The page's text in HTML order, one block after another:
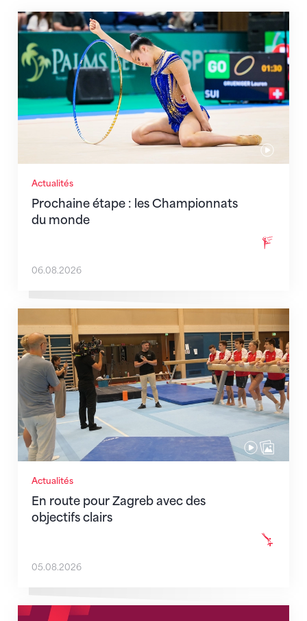
Actualités
Prochaine étape : les Championnats
du monde
Prochaine étape : les Championnats du monde
06.08.2026
Actualités
En route pour Zagreb avec des
objectifs clairs
En route pour Zagreb avec des objectifs clairs
05.08.2026
Nouveaux horaires du secrétariat dès le 1er août